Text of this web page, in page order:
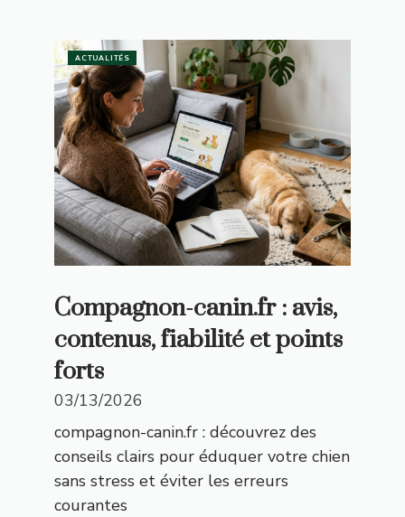
ACTUALITÉS
Compagnon-canin.fr : avis,
contenus, fiabilité et points
forts
03/13/2026
compagnon-canin.fr : découvrez des
conseils clairs pour éduquer votre chien
sans stress et éviter les erreurs
courantes